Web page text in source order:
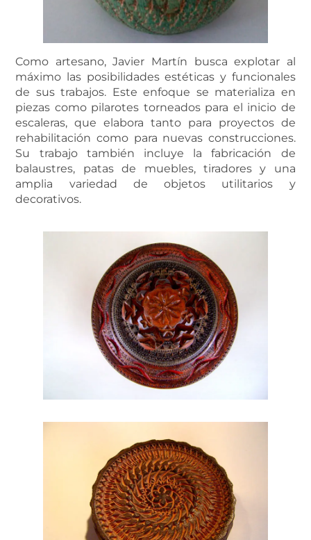
Como artesano, Javier Martín busca explotar al
máximo las posibilidades estéticas y funcionales
de sus trabajos. Este enfoque se materializa en
piezas como pilarotes torneados para el inicio de
escaleras, que elabora tanto para proyectos de
rehabilitación como para nuevas construcciones.
Su trabajo también incluye la fabricación de
balaustres, patas de muebles, tiradores y una
amplia variedad de objetos utilitarios y
decorativos.